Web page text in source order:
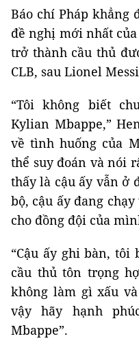
Báo chí Pháp khẳng
đề nghị mới nhất
trở thành cầu thủ
CLB, sau Lionel
“Tôi không biết
Kylian Mbappe,”
về tình huống của
thể suy đoán và nói
thấy là cậu ấy vẫn ở
bộ, cậu ấy đang
cho đồng đội của
“Cậu ấy ghi bàn,
cầu thủ tôn trọng
không làm gì xấu
vậy hãy hạnh
Mbappe”.